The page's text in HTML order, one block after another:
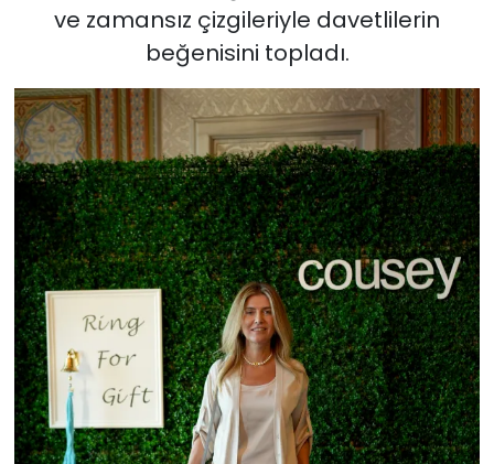
ve zamansız çizgileriyle davetlilerin
beğenisini topladı.